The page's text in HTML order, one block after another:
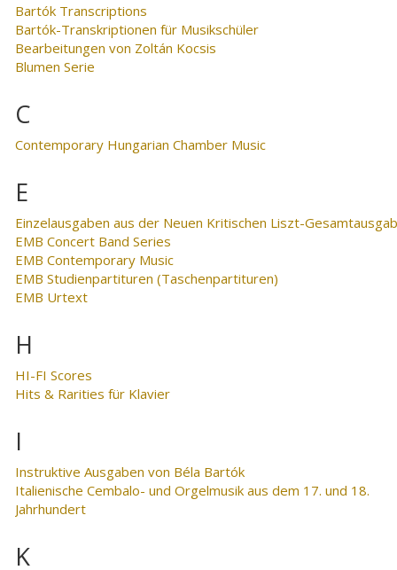
Bartók Transcriptions
Bartók-Transkriptionen für Musikschüler
Bearbeitungen von Zoltán Kocsis
Blumen Serie
C
Contemporary Hungarian Chamber Music
E
Einzelausgaben aus der Neuen Kritischen Liszt-
EMB Concert Band Series
EMB Contemporary Music
EMB Studienpartituren (Taschenpartituren)
EMB Urtext
H
HI-FI Scores
Hits & Rarities für Klavier
I
Instruktive Ausgaben von Béla Bartók
Italienische Cembalo- und Orgelmusik aus dem 17. und 18.
Jahrhundert
K